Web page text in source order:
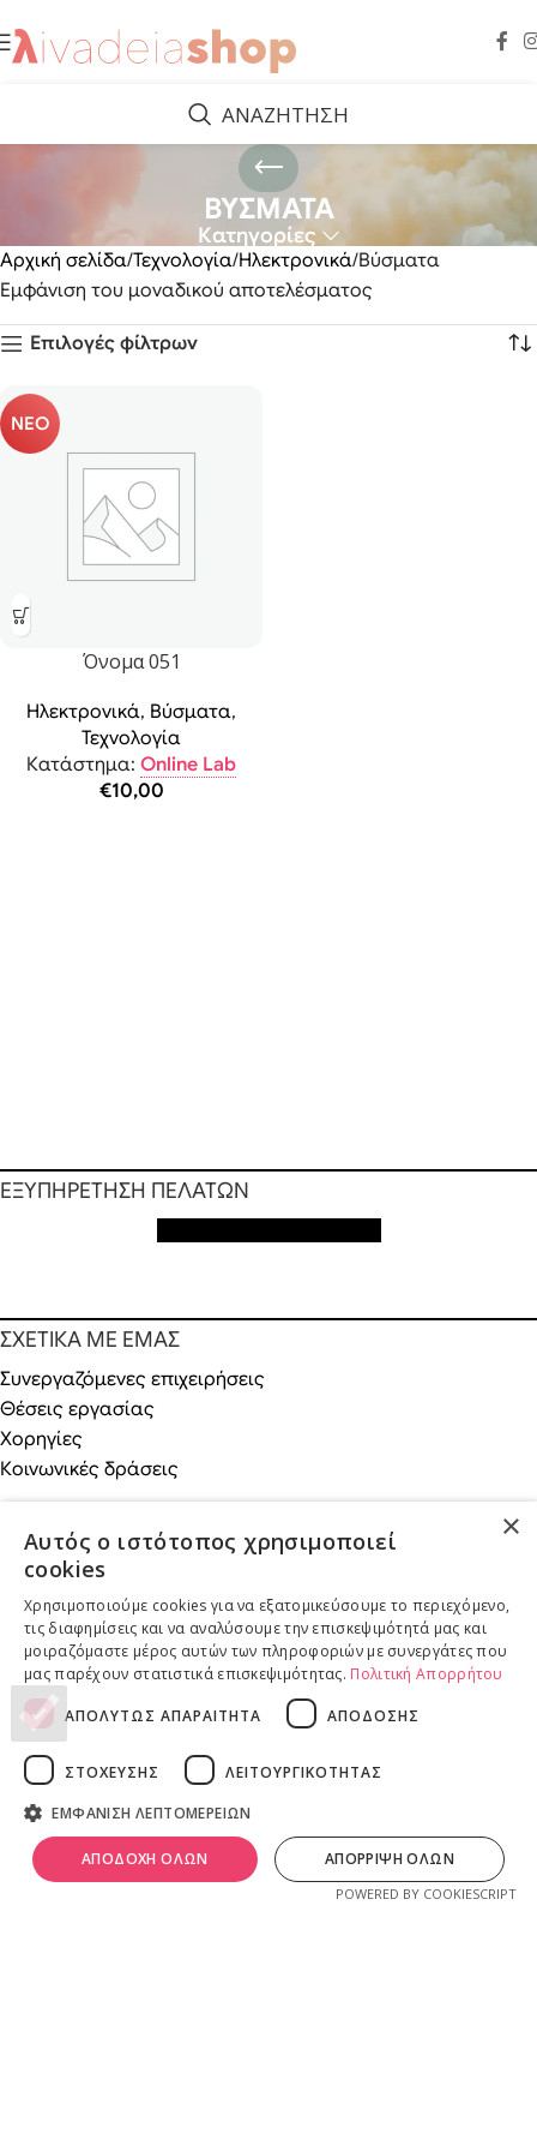
ΑΝΑΖΗΤΗΣΗ
ΒΥΣΜΑΤΑ
Κατηγορίες
Αρχική σελίδα Τεχνολογία Ηλεκτρονικά Βύσματα
Εμφάνιση του μοναδικού αποτελέσματος
Επιλογές φίλτρων
ΝΕΟ
Όνομα 051
Ηλεκτρονικά, Βύσματα,
Τεχνολογία
Κατάστημα: Online Lab
€10,00
ΕΞΥΠΗΡΕΤΗΣΗ ΠΕΛΑΤΩΝ
ΣΧΕΤΙΚΑ ΜΕ ΕΜΑΣ
Συνεργαζόμενες επιχειρήσεις
Θέσεις εργασίας
Χορηγίες
Κοινωνικές δράσεις
ONLINE ΑΓΟΡΕΣ
Επιστροφές προϊόντων
Παραδόσεις προϊόντων
ΝΟΜΙΚΕΣ ΠΛΗΡΟΦΟΡΙΕΣ
Όροι & Προϋποθέσεις
Πνευματικά Δικαιώματα λivadeiashop.
Ιδιοκτησία, δημιουργία, branding, τεχνική & εμπορική διαχείριση
0
Καλάθι
×
Αυτός ο ιστότοπος χρησιμοποιεί
cookies
Χρησιμοποιούμε cookies για να εξατομικεύσουμε το περιεχόμενο,
τις διαφημίσεις και να αναλύσουμε την επισκεψιμότητά μας και
μοιραζόμαστε μέρος αυτών των πληροφοριών με συνεργάτες που
μας παρέχουν στατιστικά επισκεψιμότητας. Πολιτική Απορρήτου
ΑΠΟΛΥΤΩΣ ΑΠΑΡΑΙΤΗΤΑ ΑΠΟΔΟΣΗΣ
ΣΤΟΧΕΥΣΗΣ
ΛΕΙΤΟΥΡΓΙΚΟΤΗΤΑΣ
ΕΜΦΑΝΙΣΗ ΛΕΠΤΟΜΕΡΕΙΩΝ
ΑΠΟΔΟΧΗ ΟΛΩΝ ΑΠΟΡΡΙΨΗ ΟΛΩΝ
POWERED BY COOKIESCRIPT